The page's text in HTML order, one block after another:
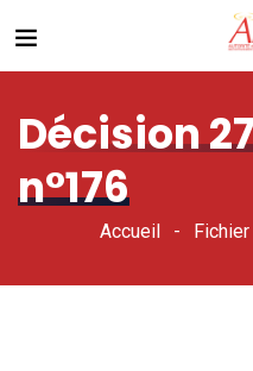
Décision
n°176
Accueil Fichier